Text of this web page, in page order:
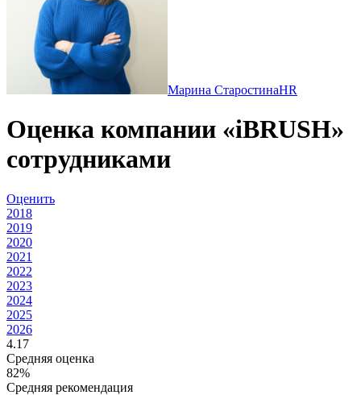
Марина СтаростинаHR
Оценка компании «iBRUSH»
сотрудниками
Оценить
2018
2019
2020
2021
2022
2023
2024
2025
2026
4.17
Средняя оценка
82%
Средняя рекомендация